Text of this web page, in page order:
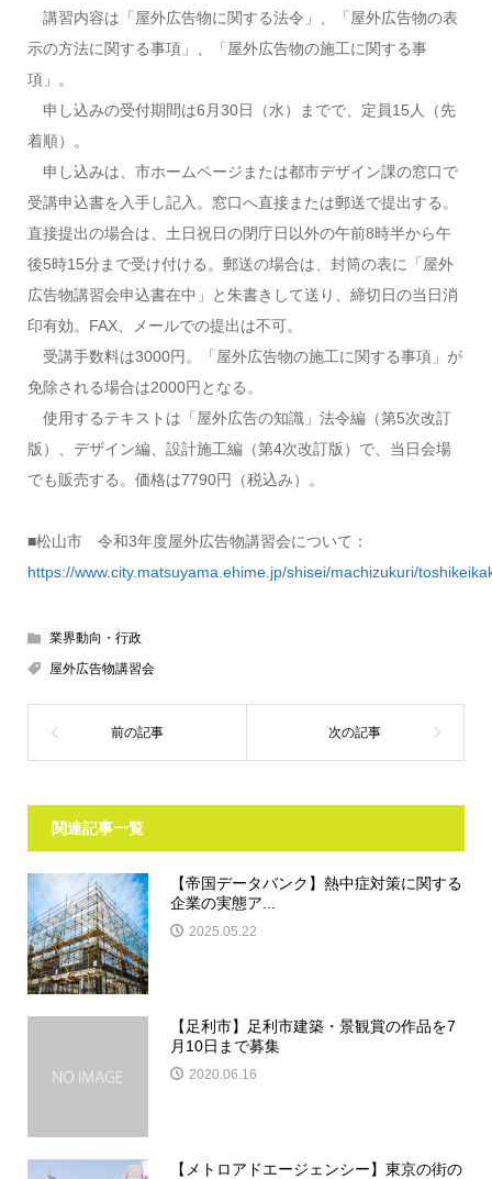
講習内容は「屋外広告物に関する法令」、「屋外広告物の表
示の方法に関する事項」、「屋外広告物の施工に関する事
項」。
申し込みの受付期間は6月30日（水）までで、定員15人（先
着順）。
申し込みは、市ホームページまたは都市デザイン課の窓口で
受講申込書を入手し記入。窓口へ直接または郵送で提出する。
直接提出の場合は、土日祝日の閉庁日以外の午前8時半から午
後5時15分まで受け付ける。郵送の場合は、封筒の表に「屋外
広告物講習会申込書在中」と朱書きして送り、締切日の当日消
印有効。FAX、メールでの提出は不可。
受講手数料は3000円。「屋外広告物の施工に関する事項」が
免除される場合は2000円となる。
使用するテキストは「屋外広告の知識」法令編（第5次改訂
版）、デザイン編、設計施工編（第4次改訂版）で、当日会場
でも販売する。価格は7790円（税込み）。
■松山市 令和3年度屋外広告物講習会について：
https://www.city.matsuyama.ehime.jp/shisei/machizukuri/
業界動向・行政
屋外広告物講習会
関連記事一覧
【帝国データバンク】熱中症対策に関する
企業の実態ア...
2025.05.22
【足利市】足利市建築・景観賞の作品を7
月10日まで募集
2020.06.16
【メトロアドエージェンシー】東京の街の